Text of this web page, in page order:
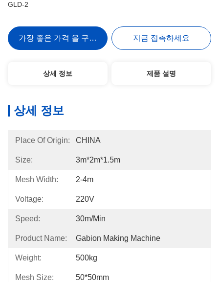
GLD-2
가장 좋은 가격 을 구하라 지금 접촉하세요
상세 정보 제품 설명
상세 정보
Place Of Origin: CHINA
Size: 3m*2m*1.5m
Mesh Width: 2-4m
Voltage: 220V
Speed: 30m/min
Product Name: Gabion Making Machine
Weight: 500kg
Mesh Size: 50*50mm